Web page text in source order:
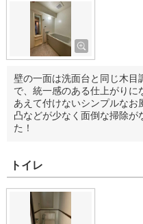
壁の一面は洗面台と同じ木目
で、統一感のある仕上がりに
あえて付けないシンプルなお
凸などが少なく面倒な掃除が
た！
トイレ